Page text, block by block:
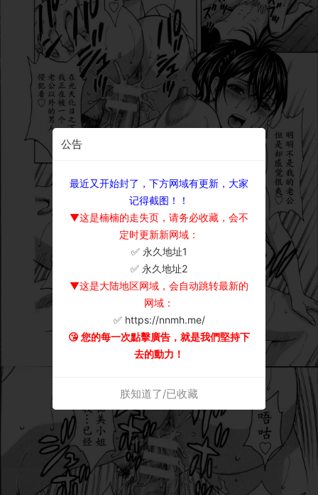
公告
最近又开始封了，下方网域有更新，大家
记得截图！！
▼这是楠楠的走失页，请务必收藏，会不
定时更新新网域：
✅ 永久地址1
✅ 永久地址2
▼这是大陆地区网域，会自动跳转最新的
网域：
✅ https://nnmh.me/
😘 您的每一次點擊廣告，就是我們堅持下
去的動力！
朕知道了/已收藏